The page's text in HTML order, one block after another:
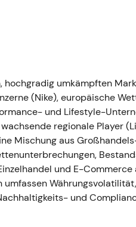
zunächst
nach öffentlichen
2022; Produktion,
von rund 200–300
2023[4],[1],[2]. - Eine
Kosten – die
auf
erhebliche
mit panikartigen Zügen,
Produktlinie
umkämpften
(Nike), europäische
und Lifestyle-
regionale Player
Mischung aus
und E-
umfassen
und